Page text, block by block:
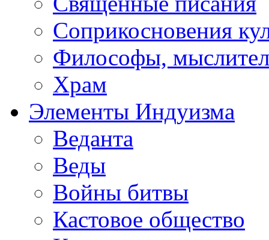
Соприкосновения
Философы,
Храм
Элементы Индуизма
Веданта
Веды
Войны битвы
Кастовое общество